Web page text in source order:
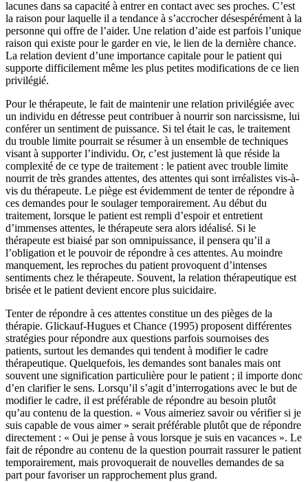
lacunes dans sa capacité à entrer en contact avec ses proches. C’est
la raison pour laquelle il a tendance à s’accrocher désespérément à la
personne qui offre de l’aider. Une relation d’aide est parfois l’unique
raison qui existe pour le garder en vie, le lien de la dernière chance.
La relation devient d’une importance capitale pour le patient qui
supporte difficilement même les plus petites modifications de ce lien
privilégié.
Pour le thérapeute, le fait de maintenir une relation privilégiée avec
un individu en détresse peut contribuer à nourrir son narcissisme, lui
conférer un sentiment de puissance. Si tel était le cas, le traitement
du trouble limite pourrait se résumer à un ensemble de techniques
visant à supporter l’individu. Or, c’est justement là que réside la
complexité de ce type de traitement : le patient avec trouble limite
nourrit de très grandes attentes, des attentes qui sont irréalistes vis-à-
vis du thérapeute. Le piège est évidemment de tenter de répondre à
ces demandes pour le soulager temporairement. Au début du
traitement, lorsque le patient est rempli d’espoir et entretient
d’immenses attentes, le thérapeute sera alors idéalisé. Si le
thérapeute est biaisé par son omnipuissance, il pensera qu’il a
l’obligation et le pouvoir de répondre à ces attentes. Au moindre
manquement, les reproches du patient provoquent d’intenses
sentiments chez le thérapeute. Souvent, la relation thérapeutique est
brisée et le patient devient encore plus suicidaire.
Tenter de répondre à ces attentes constitue un des pièges de la
thérapie. Glickauf-Hugues et Chance (1995) proposent différentes
stratégies pour répondre aux questions parfois sournoises des
patients, surtout les demandes qui tendent à modifier le cadre
thérapeutique. Quelquefois, les demandes sont banales mais ont
souvent une signification particulière pour le patient ; il importe donc
d’en clarifier le sens. Lorsqu’il s’agit d’interrogations avec le but de
modifier le cadre, il est préférable de répondre au besoin plutôt
qu’au contenu de la question. « Vous aimeriez savoir ou vérifier si je
suis capable de vous aimer » serait préférable plutôt que de répondre
directement : « Oui je pense à vous lorsque je suis en vacances ». Le
fait de répondre au contenu de la question pourrait rassurer le patient
temporairement, mais provoquerait de nouvelles demandes de sa
part pour favoriser un rapprochement plus grand.